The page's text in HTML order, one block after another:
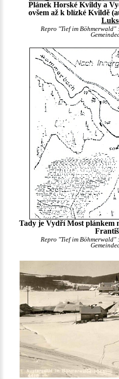
Plánek Horské Kvildy a
ovšem až k blízké Kvildě
Repro "Tief im
Tady je Vydří Most plánkem
Repro "Tief im